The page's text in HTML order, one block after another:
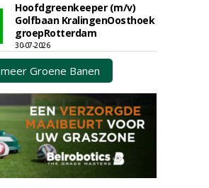
Hoofdgreenkeeper (m/v)
Golfbaan KralingenOosthoek
groepRotterdam
30-07-2026
meer Groene Banen